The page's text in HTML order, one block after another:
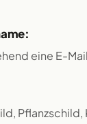
eine E-